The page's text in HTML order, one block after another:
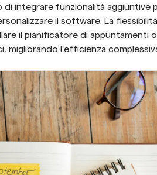
integrare funzionalità aggiuntive
il software. La
il pianificatore di appuntamenti
migliorando l'efficienza